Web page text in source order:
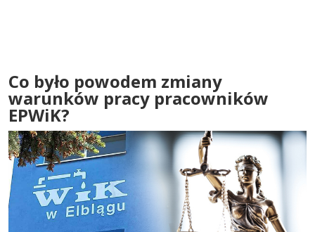
Co było powodem zmiany
warunków pracy pracowników
EPWiK?